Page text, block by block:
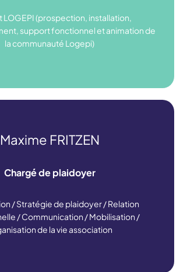
LOGEPI (prospection, installation,
support fonctionnel et animation de
la communauté Logepi)
Linkedin
Maxime FRITZEN
Chargé de plaidoyer
/ Stratégie de plaidoyer / Relation
/ Communication / Mobilisation /
de la vie association
Linkedin